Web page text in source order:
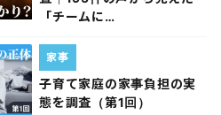
「チームに…
子育て家庭の家事負担の実
態を調査（第1回）
家事